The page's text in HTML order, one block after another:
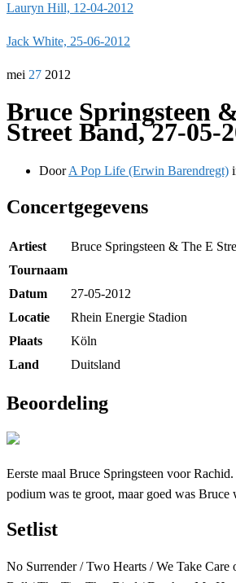
Lauryn Hill, 12-04-2012
Jack White, 25-06-2012
mei 27 2012
Bruce Springsteen
Street Band, 27-05-
DoorA Pop Life (Erwin Barendregt)
Concertgegevens
Artiest
Bruce Springsteen & The E
Tournaam
Datum
27-05-2012
Locatie
Rhein Energie Stadion
Plaats
Köln
Land
Duitsland
Beoordeling
Eerste maal Bruce Springsteen voor
podium was te groot, maar goed was Bruce
Setlist
No Surrender / Two Hearts / We Take